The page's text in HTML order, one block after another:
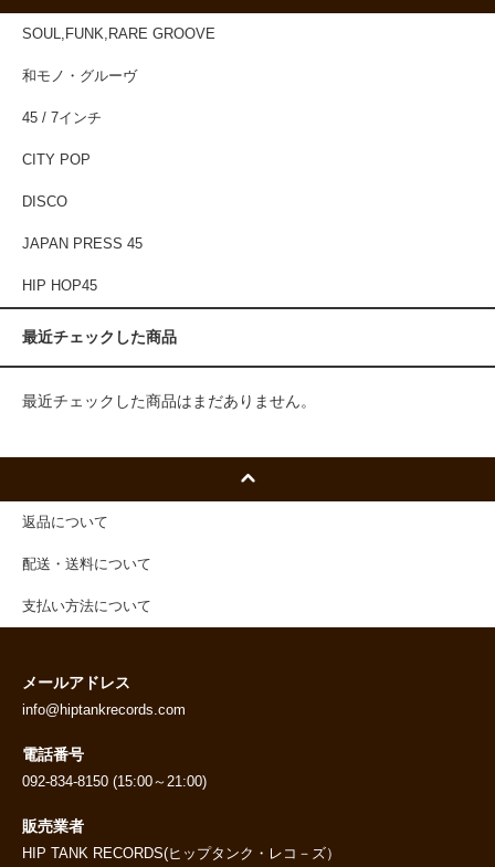
SOUL,FUNK,RARE GROOVE
和モノ・グルーヴ
45 / 7インチ
CITY POP
DISCO
JAPAN PRESS 45
HIP HOP45
最近チェックした商品
最近チェックした商品はまだありません。
返品について
配送・送料について
支払い方法について
メールアドレス
info@hiptankrecords.com
電話番号
092-834-8150 (15:00～21:00)
販売業者
HIP TANK RECORDS(ヒップタンク・レコ－ズ）